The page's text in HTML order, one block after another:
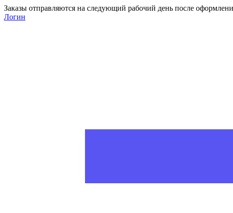
Заказы отправляются на следующий рабочий день после
Логин